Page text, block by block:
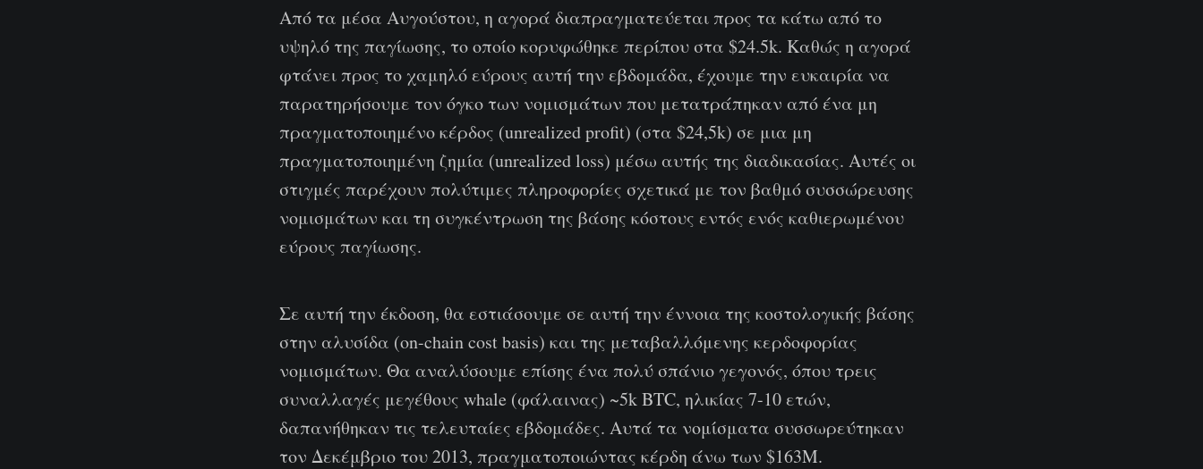
Από τα μέσα Αυγούστου, η αγορά διαπραγματεύεται προς τα κάτω από το
υψηλό της παγίωσης, το οποίο κορυφώθηκε περίπου στα $24.5k. Καθώς η αγορά
φτάνει προς το χαμηλό εύρους αυτή την εβδομάδα, έχουμε την ευκαιρία να
παρατηρήσουμε τον όγκο των νομισμάτων που μετατράπηκαν από ένα μη
πραγματοποιημένο κέρδος (unrealized profit) (στα $24,5k) σε μια μη
πραγματοποιημένη ζημία (unrealized loss) μέσω αυτής της διαδικασίας. Αυτές οι
στιγμές παρέχουν πολύτιμες πληροφορίες σχετικά με τον βαθμό συσσώρευσης
νομισμάτων και τη συγκέντρωση της βάσης κόστους εντός ενός καθιερωμένου
εύρους παγίωσης.
Σε αυτή την έκδοση, θα εστιάσουμε σε αυτή την έννοια της κοστολογικής βάσης
στην αλυσίδα (on-chain cost basis) και της μεταβαλλόμενης κερδοφορίας
νομισμάτων. Θα αναλύσουμε επίσης ένα πολύ σπάνιο γεγονός, όπου τρεις
συναλλαγές μεγέθους whale (φάλαινας) ~5k BTC, ηλικίας 7-10 ετών,
δαπανήθηκαν τις τελευταίες εβδομάδες. Αυτά τα νομίσματα συσσωρεύτηκαν
τον Δεκέμβριο του 2013, πραγματοποιώντας κέρδη άνω των $163M.